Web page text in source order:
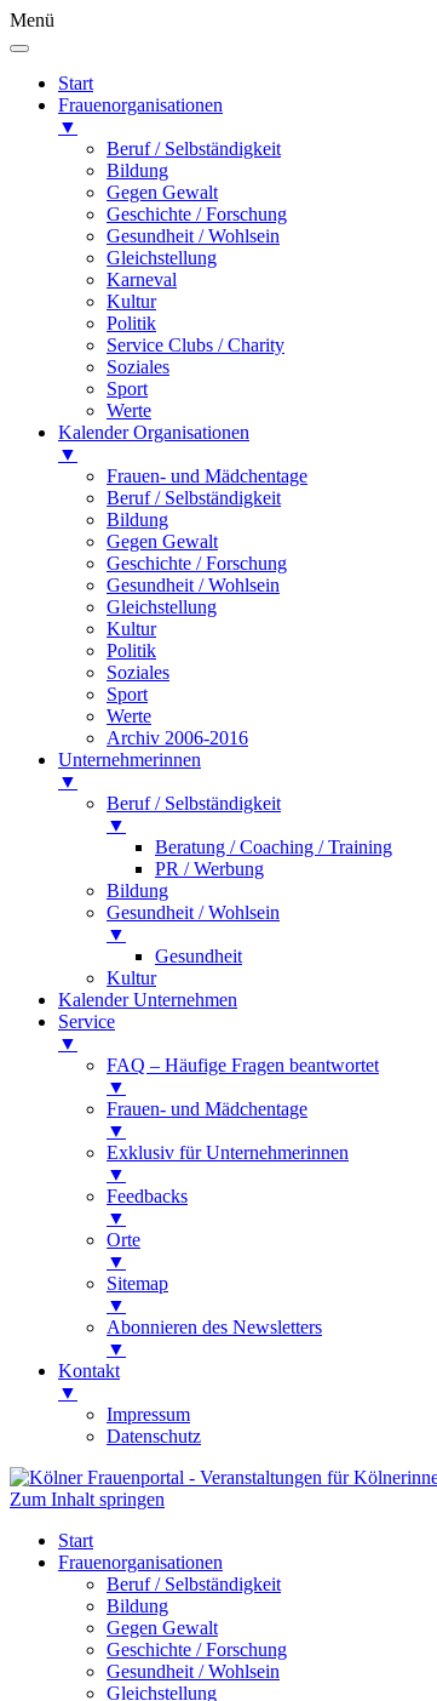
Menü
Start
Frauenorganisationen
▼
Beruf / Selbständigkeit
Bildung
Gegen Gewalt
Geschichte / Forschung
Gesundheit / Wohlsein
Gleichstellung
Karneval
Kultur
Politik
Service Clubs / Charity
Soziales
Sport
Werte
Kalender Organisationen
▼
Frauen- und Mädchentage
Beruf / Selbständigkeit
Bildung
Gegen Gewalt
Geschichte / Forschung
Gesundheit / Wohlsein
Gleichstellung
Kultur
Politik
Soziales
Sport
Werte
Archiv 2006-2016
Unternehmerinnen
▼
Beruf / Selbständigkeit
▼
Beratung / Coaching / Training
PR / Werbung
Bildung
Gesundheit / Wohlsein
▼
Gesundheit
Kultur
Kalender Unternehmen
Service
▼
FAQ – Häufige Fragen beantwortet
▼
Frauen- und Mädchentage
▼
Exklusiv für Unternehmerinnen
▼
Feedbacks
▼
Orte
▼
Sitemap
▼
Abonnieren des Newsletters
▼
Kontakt
▼
Impressum
Datenschutz
Kölner Frauenportal
Veranstaltungen für Kölnerinnen,
Zum Inhalt springen
Start
Frauenorganisationen
Beruf / Selbständigkeit
Bildung
Gegen Gewalt
Geschichte / Forschung
Gesundheit / Wohlsein
Gleichstellung